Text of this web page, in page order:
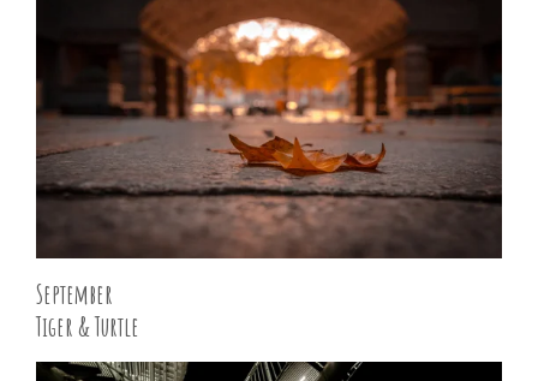
September
Tiger & Turtle